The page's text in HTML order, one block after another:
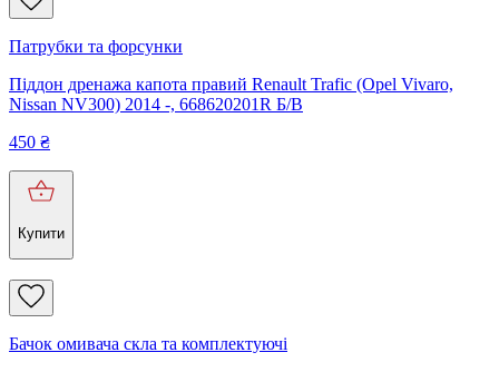
Патрубки та форсунки
Піддон дренажа капота правий Renault Trafic (Opel Vivaro,
Nissan NV300) 2014 -, 668620201R Б/В
450 ₴
Купити
Бачок омивача скла та комплектуючі